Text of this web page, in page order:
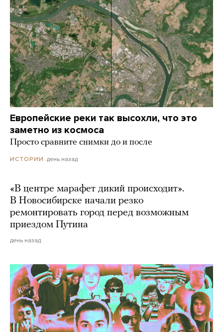
Европейские реки так высохли, что это
заметно из космоса
Просто сравните снимки до и после
ИСТОРИИ день назад
«В центре марафет дикий происходит».
В Новосибирске начали резко
ремонтировать город перед возможным
приездом Путина
день назад